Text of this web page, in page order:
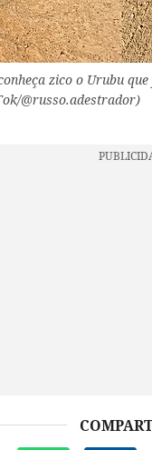
zico o Urubu
@russo.adestrador)